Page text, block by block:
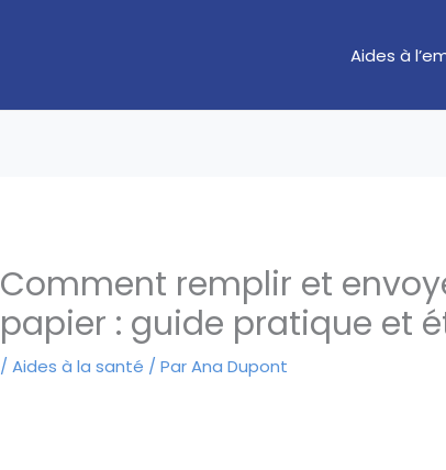
Aides à
Comment remplir et
papier : guide pratique et
/Aides à la santé / ParAna Dupont